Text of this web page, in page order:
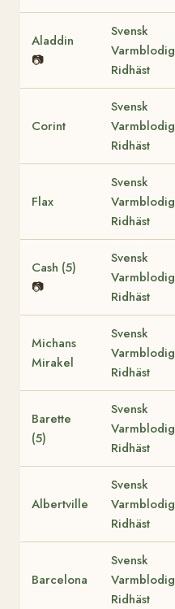
Aladdin
📷
Svensk
Varmblodig
Ridhäst
Corint
Svensk
Varmblodig
Ridhäst
Flax
Svensk
Varmblodig
Ridhäst
Cash (5)
📷
Svensk
Varmblodig
Ridhäst
Michans
Mirakel
Svensk
Varmblodig
Ridhäst
Barette
(5)
Svensk
Varmblodig
Ridhäst
Albertville
Svensk
Varmblodig
Ridhäst
Barcelona
Svensk
Varmblodig
Ridhäst